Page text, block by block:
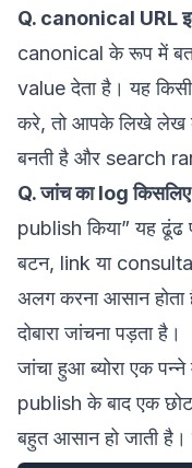
Q. canonical URL
canonical के रूप में
value देता है। यह
करे, तो आपके लिखे लेख
बनती है और search
Q. जांच का log
publish किया” यह
बटन, link या
अलग करना आसान होता
दोबारा जांचना पड़ता है।
जांचा हुआ ब्योरा एक
publish के बाद एक
बहुत आसान हो जाती है।